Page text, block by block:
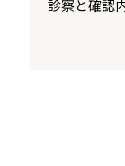
診察と確認